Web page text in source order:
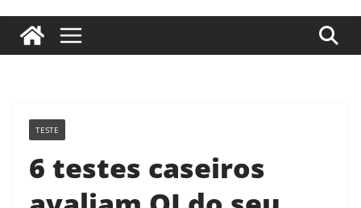
Mente
TESTE
6 testes caseiros